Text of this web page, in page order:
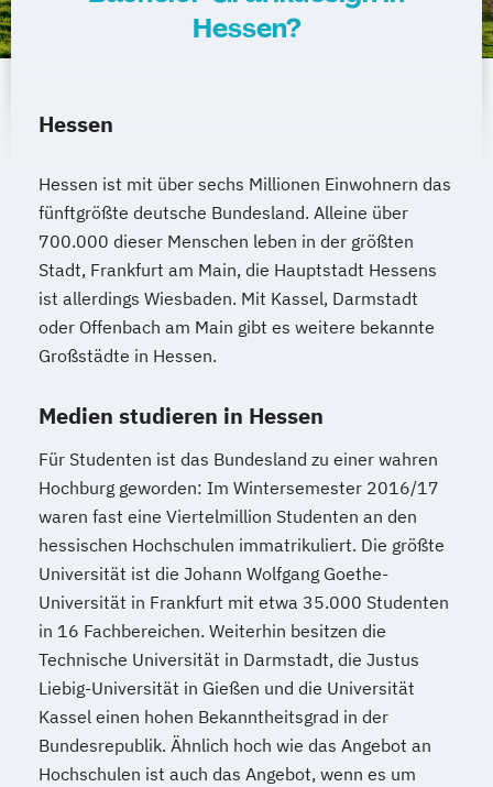
Hessen?
Hessen
Hessen ist mit über sechs Millionen Einwohnern das
fünftgrößte deutsche Bundesland. Alleine über
700.000 dieser Menschen leben in der größten
Stadt, Frankfurt am Main, die Hauptstadt Hessens
ist allerdings Wiesbaden. Mit Kassel, Darmstadt
oder Offenbach am Main gibt es weitere bekannte
Großstädte in Hessen.
Medien studieren in Hessen
Für Studenten ist das Bundesland zu einer wahren
Hochburg geworden: Im Wintersemester 2016/17
waren fast eine Viertelmillion Studenten an den
hessischen Hochschulen immatrikuliert. Die größte
Universität ist die Johann Wolfgang Goethe-
Universität in Frankfurt mit etwa 35.000 Studenten
in 16 Fachbereichen. Weiterhin besitzen die
Technische Universität in Darmstadt, die Justus
Liebig-Universität in Gießen und die Universität
Kassel einen hohen Bekanntheitsgrad in der
Bundesrepublik. Ähnlich hoch wie das Angebot an
Hochschulen ist auch das Angebot, wenn es um